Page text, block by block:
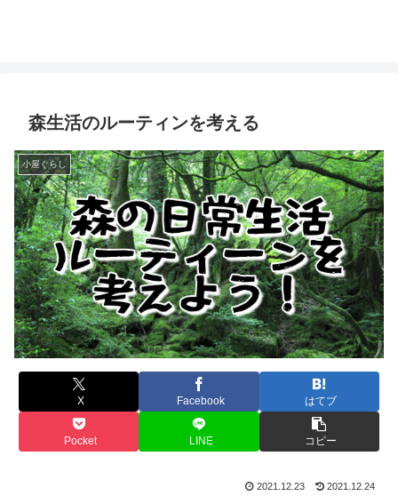
森生活のルーティンを考える
小屋ぐらし
X Facebook はてブ
Pocket LINE コピー
2021.12.23 2021.12.24